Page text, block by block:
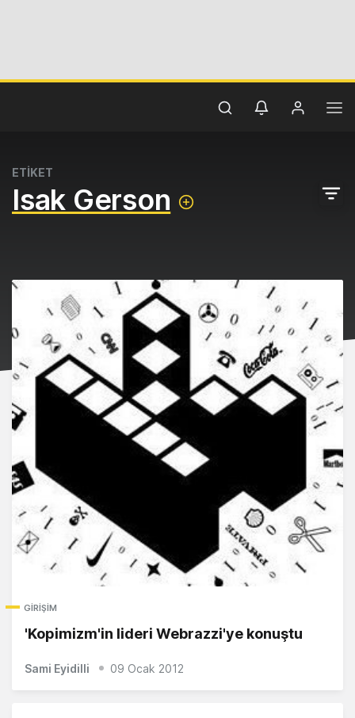
ETİKET
Isak Gerson
GIRIŞIM
'Kopimizm'in lideri Webrazzi'ye konuştu
Sami Eyidilli 09 Ocak 2012